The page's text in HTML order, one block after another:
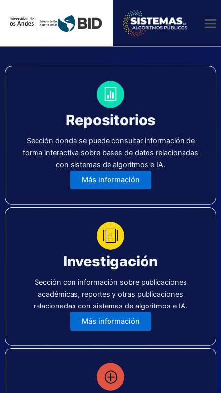
automatizados de
toma de decisiones en
el sector
público de Colombia
Repositorios
Sección donde se puede consultar información de
forma interactiva sobre bases de datos relacionadas
con sistemas de algoritmos e IA.
Más información
Investigación
Sección con información sobre publicaciones
académicas, reportes y otras publicaciones
relacionadas con sistemas de algoritmos e IA.
Más información